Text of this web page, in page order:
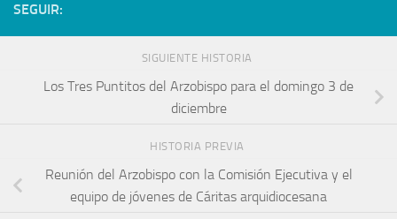
SEGUIR:
SIGUIENTE HISTORIA
Los Tres Puntitos del Arzobispo para el domingo 3 de
diciembre
HISTORIA PREVIA
Reunión del Arzobispo con la Comisión Ejecutiva y el
equipo de jóvenes de Cáritas arquidiocesana